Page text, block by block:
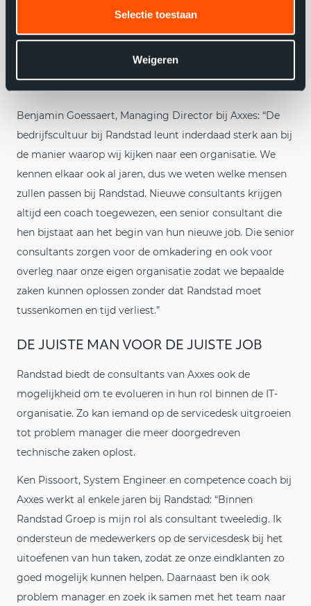
Selectie toestaan
Weigeren
Benjamin Goessaert, Managing Director bij Axxes: “De
bedrijfscultuur bij Randstad leunt inderdaad sterk aan bij
de manier waarop wij kijken naar een organisatie. We
kennen elkaar ook al jaren, dus we weten welke mensen
zullen passen bij Randstad. Nieuwe consultants krijgen
altijd een coach toegewezen, een senior consultant die
hen bijstaat aan het begin van hun nieuwe job. Die senior
consultants zorgen voor de omkadering en ook voor
overleg naar onze eigen organisatie zodat we bepaalde
zaken kunnen oplossen zonder dat Randstad moet
tussenkomen en tijd verliest.”
DE JUISTE MAN VOOR DE JUISTE JOB
Randstad biedt de consultants van Axxes ook de
mogelijkheid om te evolueren in hun rol binnen de IT-
organisatie. Zo kan iemand op de servicedesk uitgroeien
tot problem manager die meer doorgedreven
technische zaken oplost.
Ken Pissoort, System Engineer en competence coach bij
Axxes werkt al enkele jaren bij Randstad: “Binnen
Randstad Groep is mijn rol als consultant tweeledig. Ik
ondersteun de medewerkers op de servicesdesk bij het
uitoefenen van hun taken, zodat ze onze eindklanten zo
goed mogelijk kunnen helpen. Daarnaast ben ik ook
problem manager en zoek ik samen met het team naar